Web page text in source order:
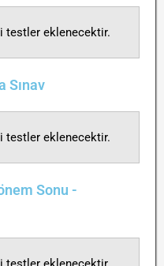
testler eklenecektir.
Sınav
testler eklenecektir.
Sonu -